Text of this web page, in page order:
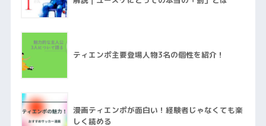
ティエンポ主要登場人物3名の個性を紹介！
漫画ティエンポが面白い！経験者じゃなくても楽
しく読める